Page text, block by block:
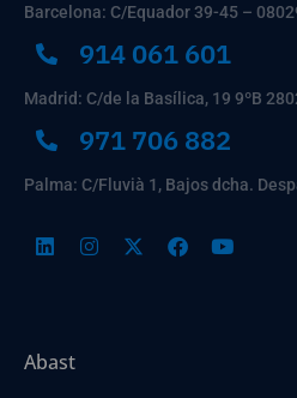
Barcelona: C/Equador 39-45 –
914 061 601
Madrid: C/de la Basílica, 19 9ºB
971 706 882
Palma: C/Fluvià 1, Bajos dcha.
Abast